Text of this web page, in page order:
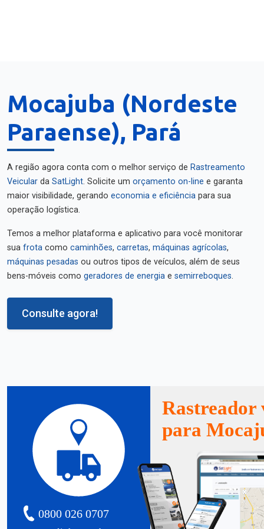
Mocajuba (Nordeste
Paraense), Pará
A região agora conta com o melhor serviço de Rastreamento
Veicular da SatLight. Solicite um orçamento on-line e garanta
maior visibilidade, gerando economia e eficiência para sua
operação logística.
Temos a melhor plataforma e aplicativo para você monitorar
sua frota como caminhões, carretas, máquinas agrícolas,
máquinas pesadas ou outros tipos de veículos, além de seus
bens-móveis como geradores de energia e semirreboques.
Consulte agora!
0800 026 0707
Rastreador
para